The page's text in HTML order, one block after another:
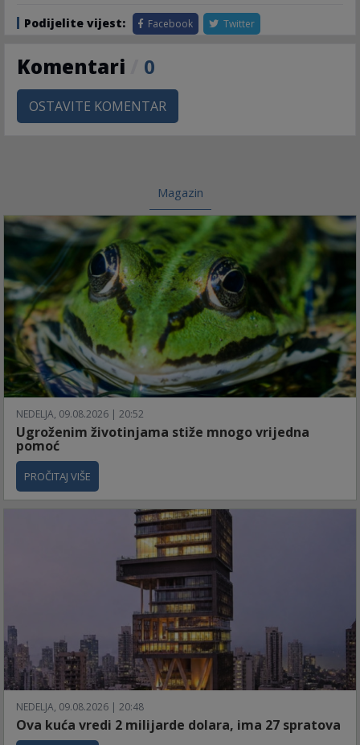
Podijelite vijest: Facebook Twitter
Komentari 0
OSTAVITE KOMENTAR
Magazin
NEDELJA, 09.08.2026 | 20:52
Ugroženim životinjama stiže mnogo vrijedna
pomoć
PROČITAJ VIŠE
NEDELJA, 09.08.2026 | 20:48
Ova kuća vredi 2 milijarde dolara, ima 27 spratova